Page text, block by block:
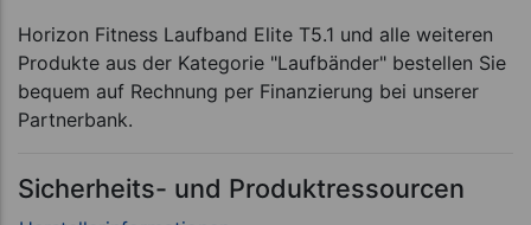
Horizon Fitness Laufband Elite T5.1 und alle weiteren
Produkte aus der Kategorie "Laufbänder" bestellen Sie
bequem auf Rechnung per Finanzierung bei unserer
Partnerbank.
Sicherheits- und Produktressourcen